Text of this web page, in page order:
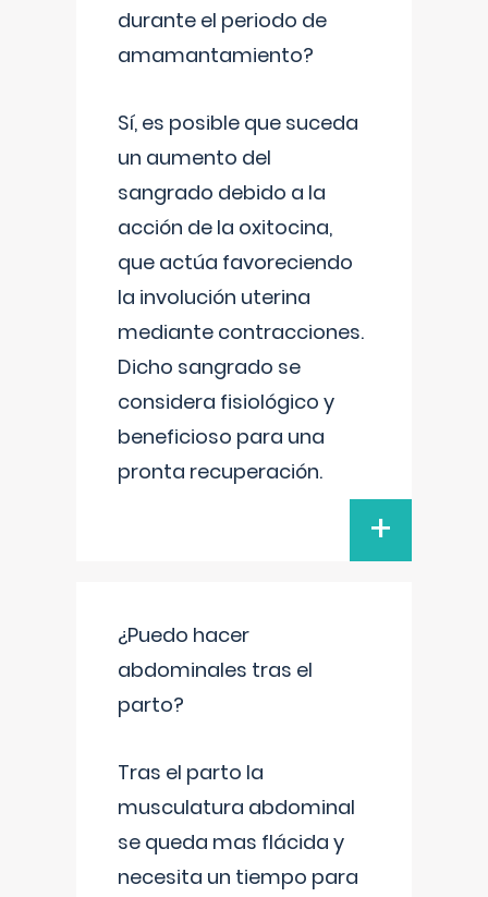
durante el periodo de
amamantamiento?
Sí, es posible que suceda
un aumento del
sangrado debido a la
acción de la oxitocina,
que actúa favoreciendo
la involución uterina
mediante contracciones.
Dicho sangrado se
considera fisiológico y
beneficioso para una
pronta recuperación.
+
¿Puedo hacer
abdominales tras el
parto?
Tras el parto la
musculatura abdominal
se queda mas flácida y
necesita un tiempo para